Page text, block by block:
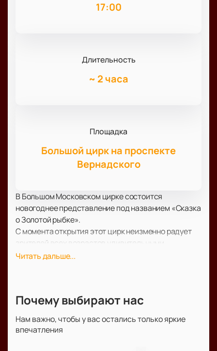
17:00
Длительность
~ 2 часа
Площадка
Большой цирк на проспекте
Вернадского
В Большом Московском цирке состоится
новогоднее представление под названием «Сказка
о Золотой рыбке».
С момента открытия этот цирк неизменно радует
зрителей всех возрастов удивительными
представлениями. На арене цирка когда-то
Запашного продолжают другие представители
В этом сезоне зрителей порадует новогодний
спектакль, основанный на знаменитой сказке
Читать дальше...
Почему выбирают нас
Нам важно, чтобы у вас остались только яркие
впечатления